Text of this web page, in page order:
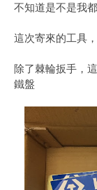
不知道是不是我
這次寄來的工具
除了棘輪扳手，
鐵盤